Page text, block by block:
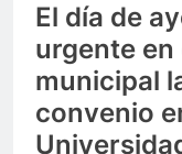
El día de
urgente
municipal
convenio